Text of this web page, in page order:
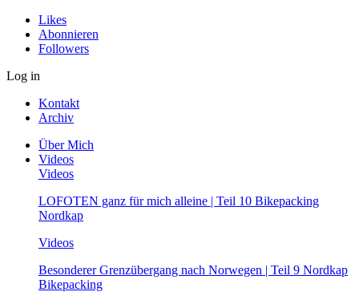
Likes
Abonnieren
Followers
Log in
Kontakt
Archiv
Über Mich
Videos
Videos
LOFOTEN ganz für mich alleine | Teil 10 Bikepacking
Nordkap
Videos
Besonderer Grenzübergang nach Norwegen | Teil 9 Nordkap
Bikepacking